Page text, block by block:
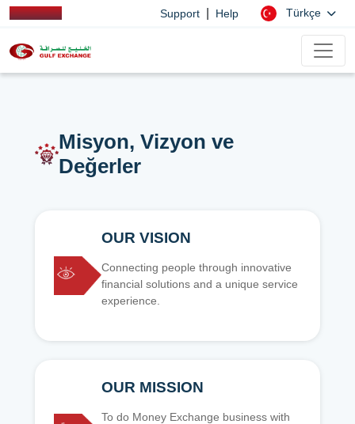
Support Help Türkçe
Misyon, Vizyon ve
Değerler
OUR VISION
Connecting people through innovative
financial solutions and a unique service
experience.
OUR MISSION
To do Money Exchange business with